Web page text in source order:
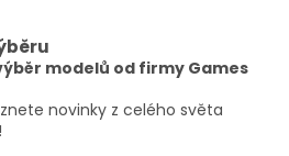
modelů od firmy Games
novinky z celého světa